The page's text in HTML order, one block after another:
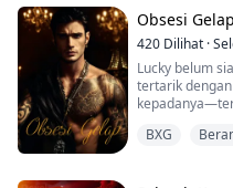
pemahamannya.
Draven
Alfa—adalah
kepala; laki-laki
Obsesi Gelap
420 Dilihat ·
Lucky belum
tertarik
“kontrak”
BXG